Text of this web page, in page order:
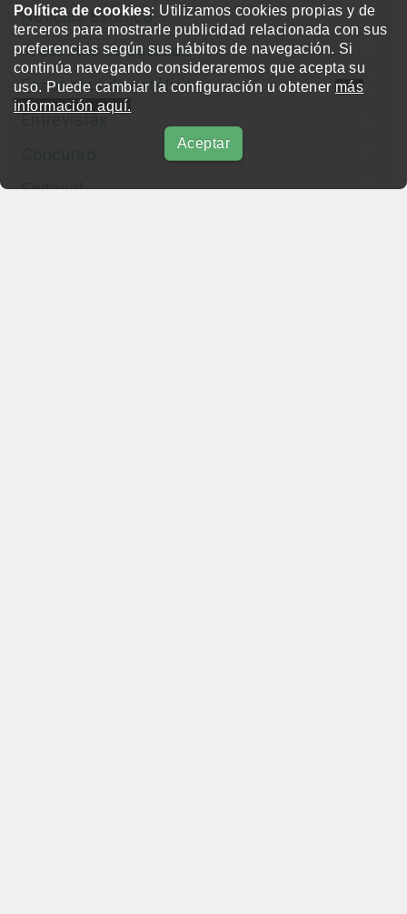
Política de cookies: Utilizamos cookies propias y de
terceros para mostrarle publicidad relacionada con sus
preferencias según sus hábitos de navegación. Si
continúa navegando consideraremos que acepta su
uso. Puede cambiar la configuración u obtener más
información aquí.
Aceptar
Noticias Estética
Productos de estética
Encuestas de estética
Editorial